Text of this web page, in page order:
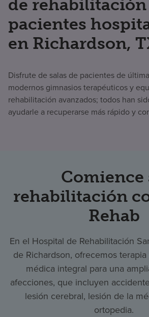
de rehabilitación
pacientes
en Richardson,
Disfrute de salas de pacientes de
modernos gimnasios terapéuticos y
rehabilitación avanzados; todos han
ayudarle a recuperarse más rápido y
Comience
rehabilitación
Rehab
En el Hospital de Rehabilitación
de Richardson, ofrecemos
médica integral para una
afecciones, que incluyen
lesión cerebral, lesión de la
ortopedia.